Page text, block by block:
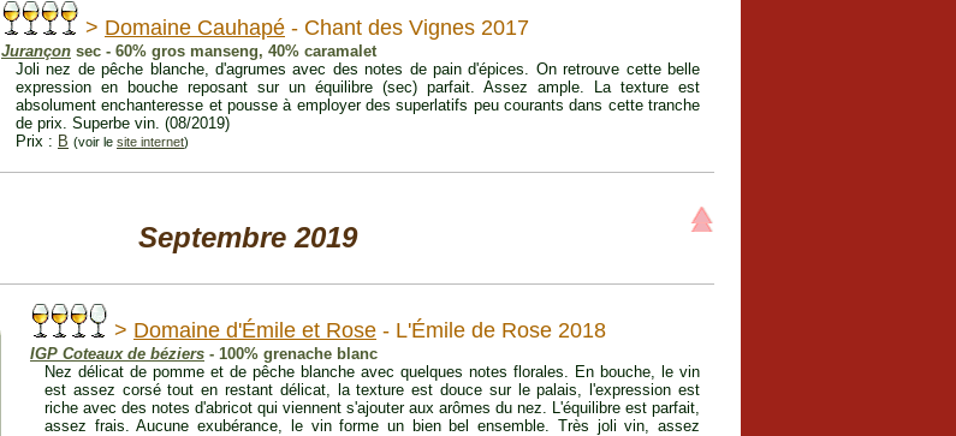
> Domaine Cauhapé - Chant des Vignes 2017
Jurançon sec - 60% gros manseng, 40% caramalet
Joli nez de pêche blanche, d'agrumes avec des notes de pain d'épices. On retrouve cette belle
expression en bouche reposant sur un équilibre (sec) parfait. Assez ample. La texture est
absolument enchanteresse et pousse à employer des superlatifs peu courants dans cette tranche
de prix. Superbe vin. (08/2019)
Prix : B (voir le site internet)
Septembre 2019
> Domaine d'Émile et Rose - L'Émile de Rose 2018
IGP Coteaux de béziers - 100% grenache blanc
Nez délicat de pomme et de pêche blanche avec quelques notes florales. En bouche, le vin
est assez corsé tout en restant délicat, la texture est douce sur le palais, l'expression est
riche avec des notes d'abricot qui viennent s'ajouter aux arômes du nez. L'équilibre est parfait,
assez frais. Aucune exubérance, le vin forme un bien bel ensemble. Très joli vin, assez